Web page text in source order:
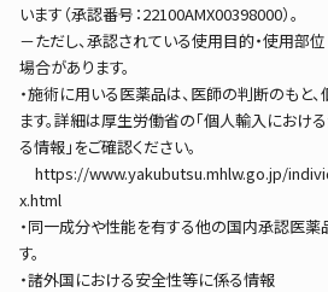
います（承認番号：22100AMX00398000）。
－ただし、承認されている使用目的・使用部
場合があります。
・施術に用いる医薬品は、医師の判断のもと
ます。詳細は厚生労働省の「個人輸入におけ
る情報」をご確認ください。
https://www.yakubutsu.mhlw.go.jp/
x.html
・同一成分や性能を有する他の国内承認医
す。
・諸外国における安全性等に係る情報